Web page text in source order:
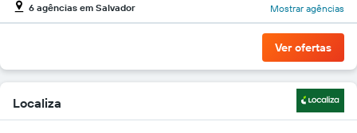
6 agências em Salvador Mostrar agências
Ver ofertas
Localiza